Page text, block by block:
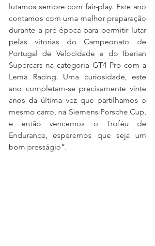
lutamos sempre com fair-play. Este ano
contamos com uma melhor preparação
durante a pré-época para permitir lutar
pelas vitorias do Campeonato de
Portugal de Velocidade e do Iberian
Supercars na categoria GT4 Pro com a
Lema Racing. Uma curiosidade, este
ano completam-se precisamente vinte
anos da última vez que partilhamos o
mesmo carro, na Siemens Porsche Cup,
e então vencemos o Troféu de
Endurance, esperemos que seja um
bom presságio”.